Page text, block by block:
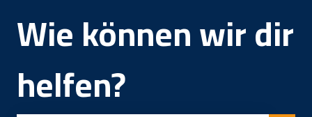
Wie können wir dir
helfen?